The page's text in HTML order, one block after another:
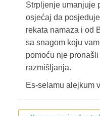
Strpljenje umanjuje
osjećaj da
rekata namaza i od
sa snagom koju
pomoću nje
razmišljanja.
Es-selamu alejkum